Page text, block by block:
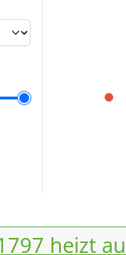
heizt